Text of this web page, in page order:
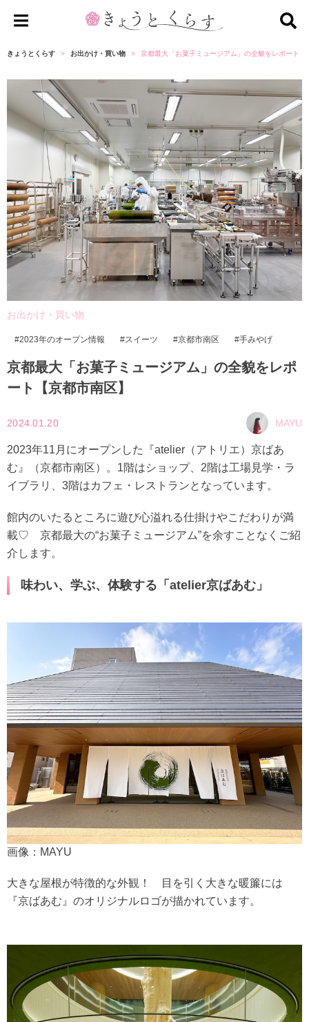
ょ
く
ら
す
きょうとくらす お出かけ・買い物 京都最大「お菓子ミュージアム」の全貌をレポート【
お出かけ・買い物
2023年のオープン情報 スイーツ 京都市南区 手みやげ
京都最大「お菓子ミュージアム」の全貌をレポ
ート【京都市南区】
2024.01.20 MAYU
2023年11月にオープンした『atelier（アトリエ）京ばあ
む』（京都市南区）。1階はショップ、2階は工場見学・ラ
イブラリ、3階はカフェ・レストランとなっています。
館内のいたるところに遊び心溢れる仕掛けやこだわりが満
載♡ 京都最大の“お菓子ミュージアム”を余すことなくご紹
介します。
味わい、学ぶ、体験する「atelier京ばあむ」
画像：MAYU
大きな屋根が特徴的な外観！ 目を引く大きな暖簾には
『京ばあむ』のオリジナルロゴが描かれています。